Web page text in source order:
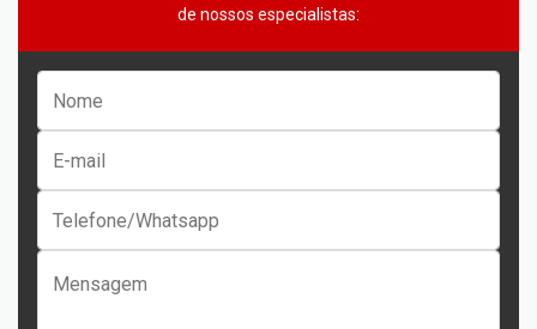
de nossos especialistas: